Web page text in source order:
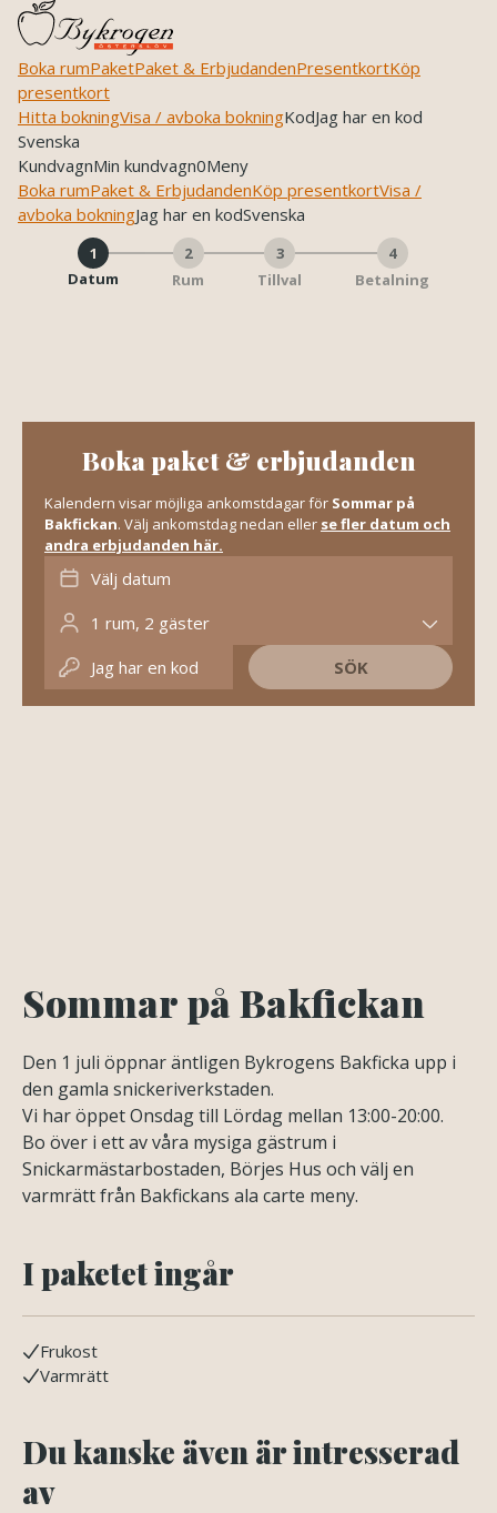
Boka rumPaketPaket & ErbjudandenPresentkortKöp
presentkort
Hitta bokningVisa / avboka bokningKodJag har en kod
Svenska
KundvagnMin kundvagn0Meny
Boka rumPaket & ErbjudandenKöp presentkortVisa /
avboka bokningJag har en kodSvenska
1
Datum
2
Rum
3
Tillval
4
Betalning
Boka paket & erbjudanden
Kalendern visar möjliga ankomstdagar för Sommar på
Bakfickan. Välj ankomstdag nedan eller se fler datum och
andra erbjudanden här.
Välj datum
1 rum, 2 gäster
Jag har en kod
SÖK
Sommar på Bakfickan
Den 1 juli öppnar äntligen Bykrogens Bakficka upp i
den gamla snickeriverkstaden.
Vi har öppet Onsdag till Lördag mellan 13:00-20:00.
Bo över i ett av våra mysiga gästrum i
Snickarmästarbostaden, Börjes Hus och välj en
varmrätt från Bakfickans ala carte meny.
I paketet ingår
Frukost
Varmrätt
Du kanske även är intresserad
av